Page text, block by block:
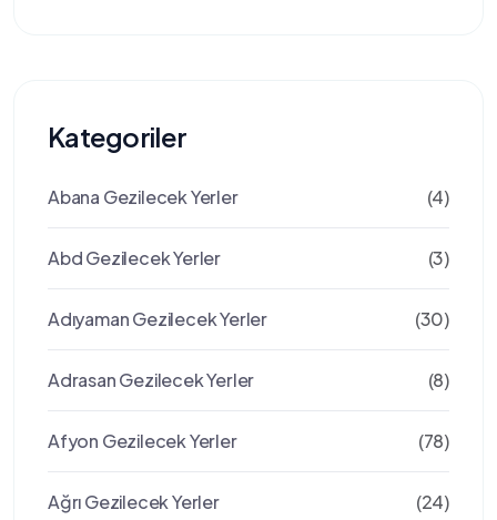
Kategoriler
Abana Gezilecek Yerler (4)
Abd Gezilecek Yerler (3)
Adıyaman Gezilecek Yerler (30)
Adrasan Gezilecek Yerler (8)
Afyon Gezilecek Yerler (78)
Ağrı Gezilecek Yerler (24)